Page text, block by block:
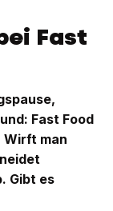
Fast
Fast Food
Wirft man
Gibt es